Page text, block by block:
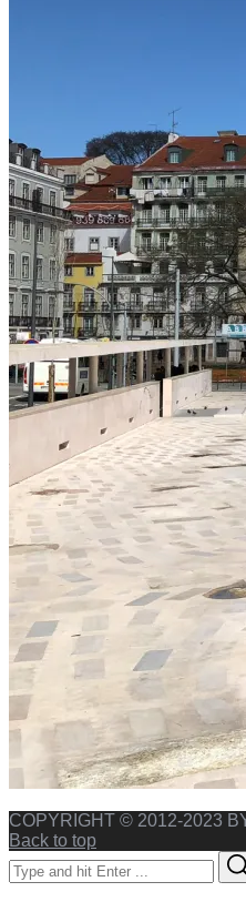
COPYRIGHT © 2012-2023
Back to top
Search
for: